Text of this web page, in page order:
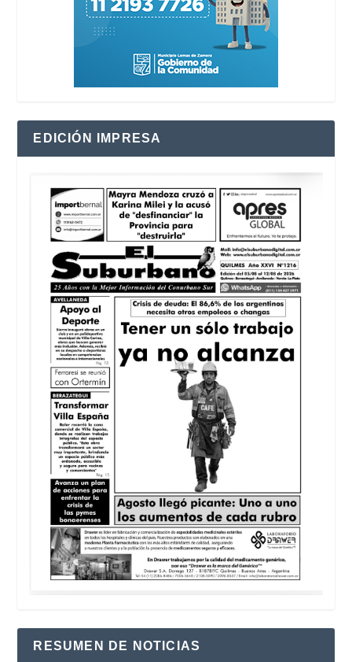
EDICIÓN IMPRESA
RESUMEN DE NOTICIAS